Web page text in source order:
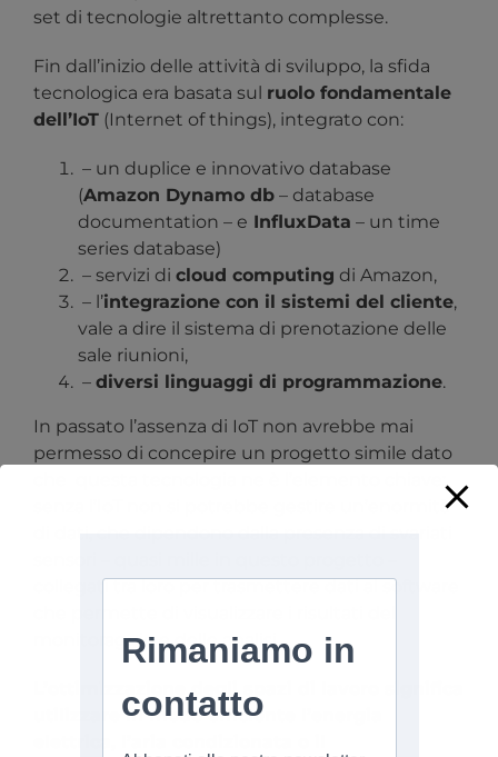
set di tecnologie altrettanto complesse.
Fin dall’inizio delle attività di sviluppo, la sfida
tecnologica era basata sul ruolo fondamentale
dell’IoT (Internet of things), integrato con:
– un duplice e innovativo database
(Amazon Dynamo db – database
documentation – e InfluxData – un time
series database)
– servizi di cloud computing di Amazon,
– l’integrazione con il sistemi del cliente,
vale a dire il sistema di prenotazione delle
sale riunioni,
– diversi linguaggi di programmazione.
In passato l’assenza di IoT non avrebbe mai
permesso di concepire un progetto simile dato
senza l’IoT non si potrebbe gestire un’enormità
collegati tra loro per trasmettere dati al software
monitoraggio e delle analisi.
L’ottimizzazione degli spazi di lavoro significa
utilizzare in modo efficiente l’energia